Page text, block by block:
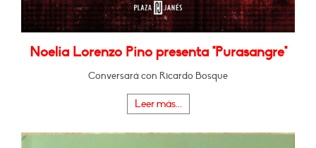
Noelia Lorenzo Pino presenta "Purasangre"
Conversará con Ricardo Bosque
Leer más...